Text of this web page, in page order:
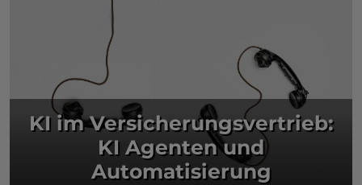
KI im Versicherungsvertrieb:
KI Agenten und
Automatisierung